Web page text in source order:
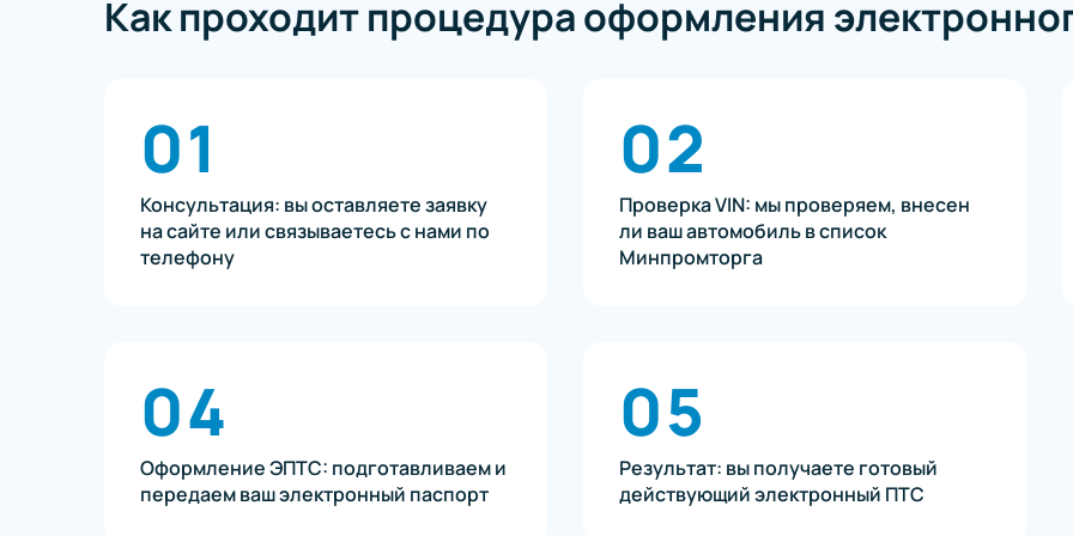
Как проходит процедура оформления
01
Консультация: вы оставляете заявку
на сайте или связываетесь с нами по
телефону
02
Проверка VIN: мы проверяем, внесен
ли ваш автомобиль в список
Минпромторга
04
Оформление ЭПТС: подготавливаем и
передаем ваш электронный паспорт
05
Результат: вы получаете готовый
действующий электронный ПТС